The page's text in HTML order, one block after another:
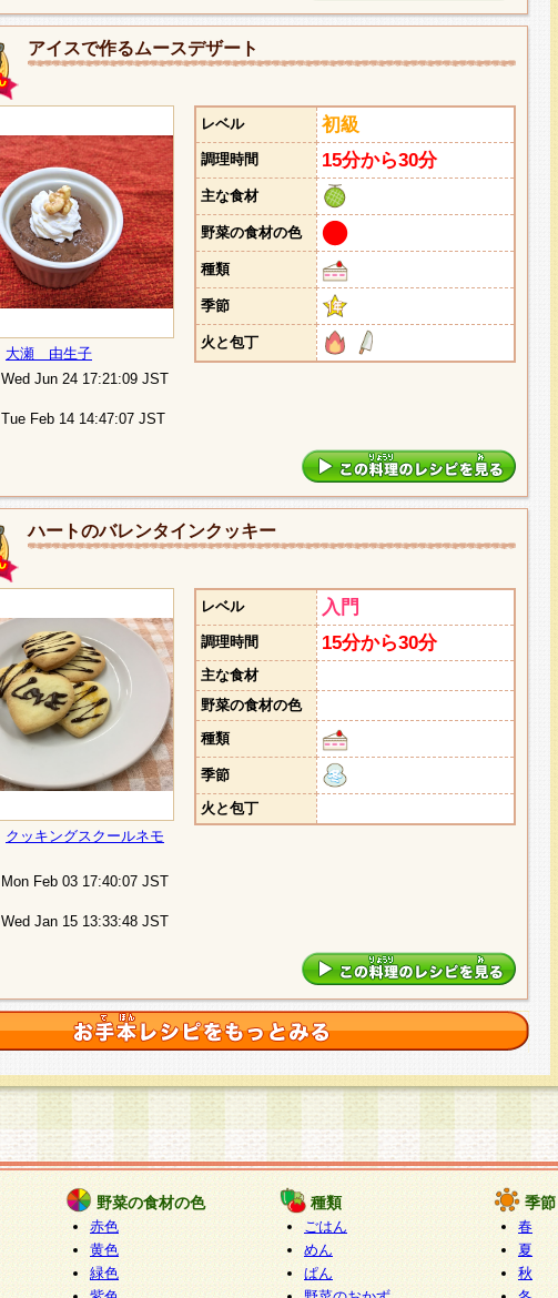
アイスで作るムースデザート
大瀬 由生子
Wed Jun 24 17:21:09 JST
Tue Feb 14 14:47:07 JST
レベル 初級
調理時間 15分から30分
主な食材
野菜の食材の色
種類
季節
火と包丁
ハートのバレンタインクッキー
クッキングスクールネモ
Mon Feb 03 17:40:07 JST
Wed Jan 15 13:33:48 JST
レベル 入門
調理時間 15分から30分
主な食材
野菜の食材の色
種類
季節
火と包丁
野菜の食材の色
赤色
黄色
緑色
種類
ごはん
めん
ぱん
季節
春
夏
秋